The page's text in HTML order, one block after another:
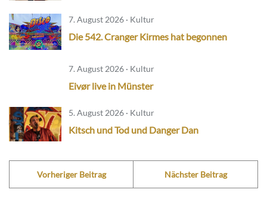
7. August 2026 · Kultur
Die 542. Cranger Kirmes hat begonnen
7. August 2026 · Kultur
Eivør live in Münster
5. August 2026 · Kultur
Kitsch und Tod und Danger Dan
Vorheriger Beitrag Nächster Beitrag